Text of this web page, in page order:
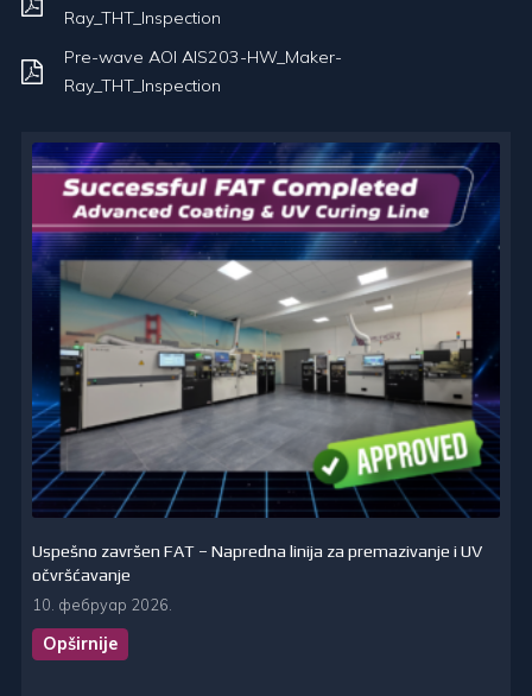
Ray_THT_Inspection
Pre-wave AOI AIS203-HW_Maker-
Ray_THT_Inspection
Uspešno završen FAT – Napredna linija za premazivanje i UV
očvršćavanje
10. фебруар 2026.
Opširnije